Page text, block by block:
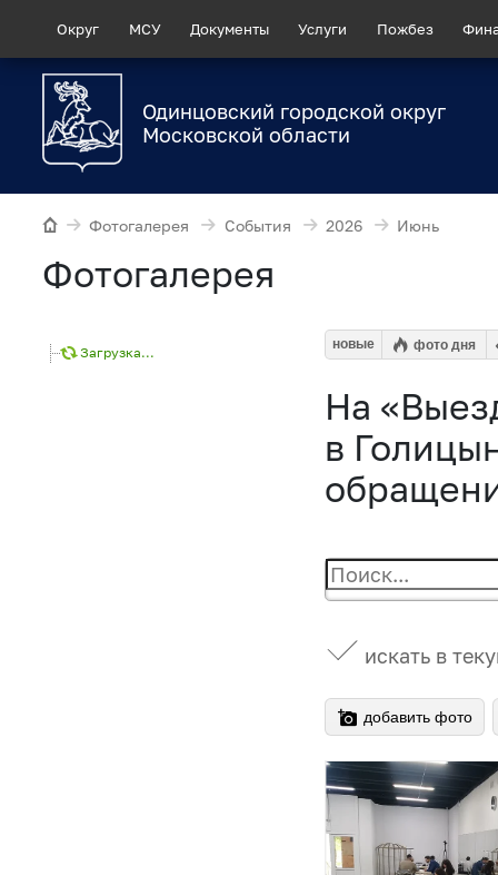
Округ МСУ Документы Услуги Пожбез
Одинцовский городской округ
Московской области
Фотогалерея События 2026 Июнь
Фотогалерея
Загрузка...
новые фото дня
На
в
искать в
добавить фото